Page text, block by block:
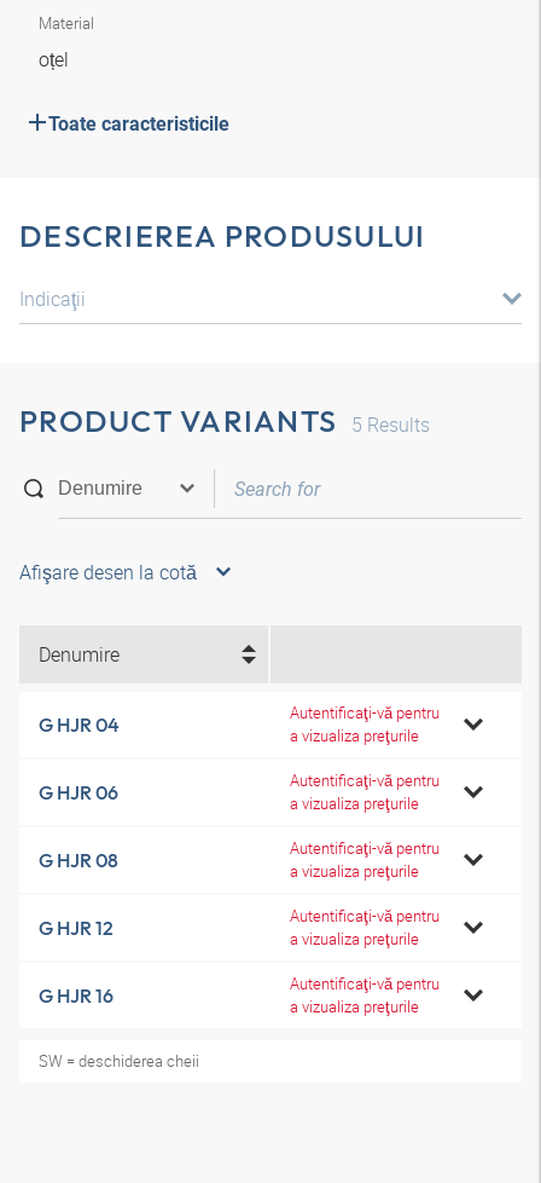
Material
oțel
Toate caracteristicile
DESCRIEREA PRODUSULUI
Indicaţii
PRODUCT VARIANTS 5 Results
Afişare desen la cotă
Denumire
G HJR 04
Autentificaţi-vă pentru
a vizualiza preţurile
G HJR 06
Autentificaţi-vă pentru
a vizualiza preţurile
G HJR 08
Autentificaţi-vă pentru
a vizualiza preţurile
G HJR 12
Autentificaţi-vă pentru
a vizualiza preţurile
G HJR 16
Autentificaţi-vă pentru
a vizualiza preţurile
SW = deschiderea cheii